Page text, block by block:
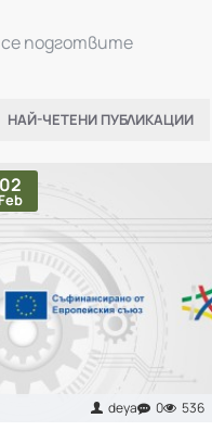
се подготвите
НАЙ-ЧЕТЕНИ ПУБЛИКАЦИИ
02
Feb
deya 0 536